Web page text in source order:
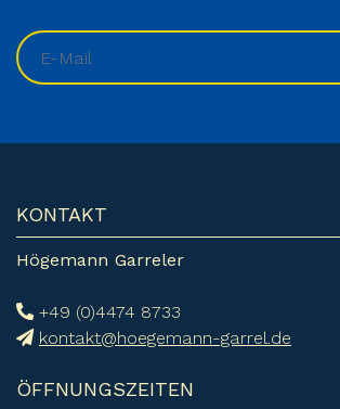
KONTAKT
Högemann Garreler
+49 (0)4474 8733
kontakt@hoegemann-garrel.de
ÖFFNUNGSZEITEN